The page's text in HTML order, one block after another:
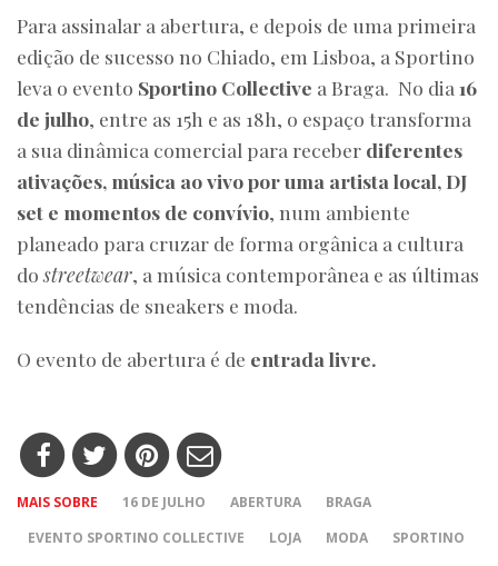
Para assinalar a abertura, e depois de uma primeira
edição de sucesso no Chiado, em Lisboa, a Sportino
leva o evento Sportino Collective a Braga. No dia 16
de julho, entre as 15h e as 18h, o espaço transforma
a sua dinâmica comercial para receber diferentes
ativações, música ao vivo por uma artista local, DJ
set e momentos de convívio, num ambiente
planeado para cruzar de forma orgânica a cultura
dostreetwear, a música contemporânea e as últimas
tendências de sneakers e moda.
O evento de abertura é de entrada livre.
MAIS SOBRE 16 DE JULHO ABERTURA
BRAGA
EVENTO SPORTINO COLLECTIVE
LOJA MODA SPORTINO